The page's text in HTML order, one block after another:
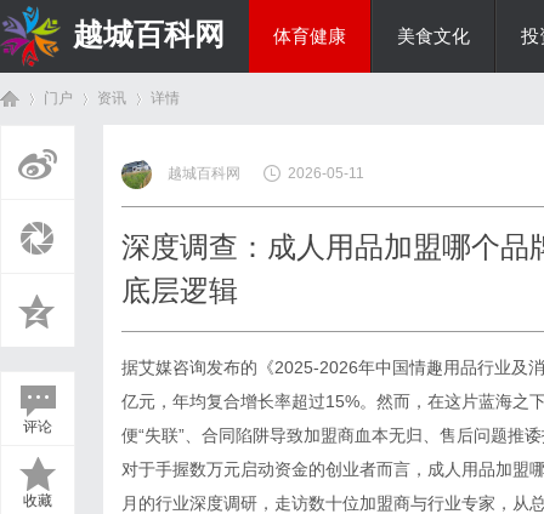
越城百科网 体育健康 美食文化 投
门户 资讯
›
详情
评论
收藏
越城百科网 2026-05-11
深度调查：成人用品加盟哪个品
底层逻辑
据艾媒咨询发布的《2025-2026年中国情趣用品行业及
亿元，年均复合增长率超过15%。然而，在这片蓝海之
便“失联”、合同陷阱导致加盟商血本无归、售后问题推
对于手握数万元启动资金的创业者而言，成人用品加盟
月的行业深度调研，走访数十位加盟商与行业专家，